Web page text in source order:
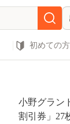
初めての方
小野グラン
割引券」27